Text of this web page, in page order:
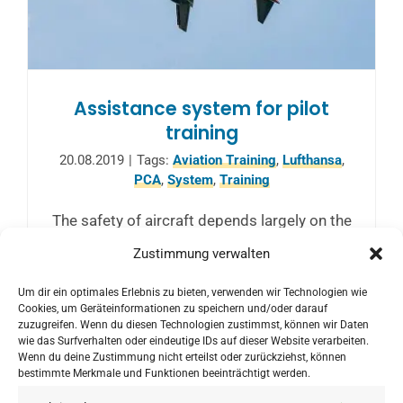
Zustimmung verwalten
Um dir ein optimales Erlebnis zu bieten, verwenden wir Technologien wie
Cookies, um Geräteinformationen zu speichern und/oder darauf
zuzugreifen. Wenn du diesen Technologien zustimmst, können wir Daten
wie das Surfverhalten oder eindeutige IDs auf dieser Website verarbeiten.
Wenn du deine Zustimmung nicht erteilst oder zurückziehst, können
bestimmte Merkmale und Funktionen beeinträchtigt werden.
Assistance system for pilot
training
20.08.2019 Tags: Aviation Training, Lufthansa,
PCA, System, Training
The safety of aircraft depends largely on the
focused attention of pilots the reason why
Training an assistance system for pilot
training.